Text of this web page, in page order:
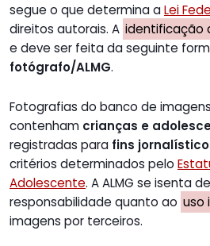
segue o que determina aLei
direitos autorais. A identificação
e deve ser feita da seguinte
fotógrafo/ALMG.
Fotografias do banco de
contenham crianças e
registradas para fins
critérios determinados pelo
Adolescente. A ALMG se isenta
responsabilidade quanto ao uso
imagens por terceiros.